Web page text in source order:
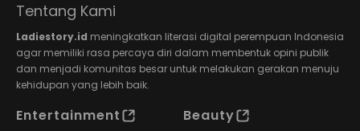
Tentang Kami
Ladiestory.id meningkatkan literasi digital perempuan Indonesia
agar memiliki rasa percaya diri dalam membentuk opini publik
dan menjadi komunitas besar untuk melakukan gerakan menuju
kehidupan yang lebih baik.
Entertainment
Beauty